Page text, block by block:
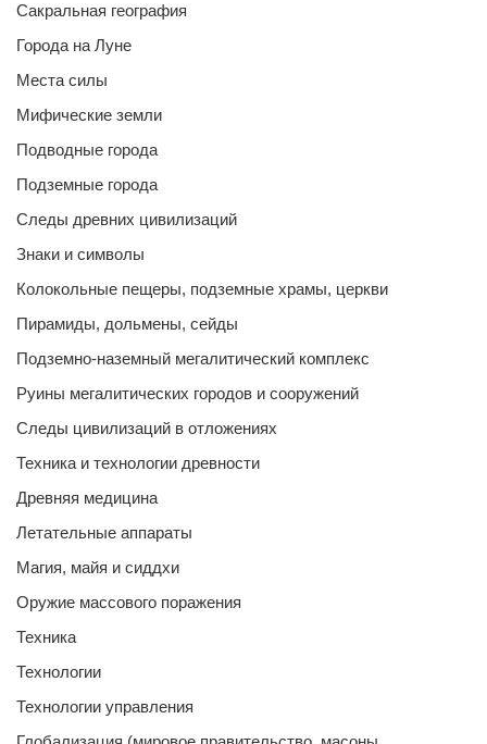
Сакральная география
Города на Луне
Места силы
Мифические земли
Подводные города
Подземные города
Следы древних цивилизаций
Знаки и символы
Колокольные пещеры, подземные храмы, церкви
Пирамиды, дольмены, сейды
Подземно-наземный мегалитический комплекс
Руины мегалитических городов и сооружений
Следы цивилизаций в отложениях
Техника и технологии древности
Древняя медицина
Летательные аппараты
Магия, майя и сиддхи
Оружие массового поражения
Техника
Технологии
Технологии управления